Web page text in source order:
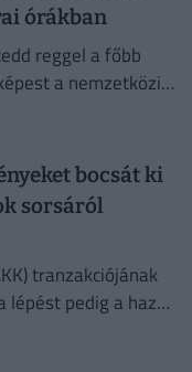
órákban
reggel a főbb
a nemzetközi
bocsát ki
sorsáról
tranzakciójának
pedig a hazai